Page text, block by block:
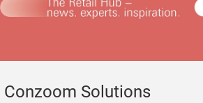
Conzoom Solutions